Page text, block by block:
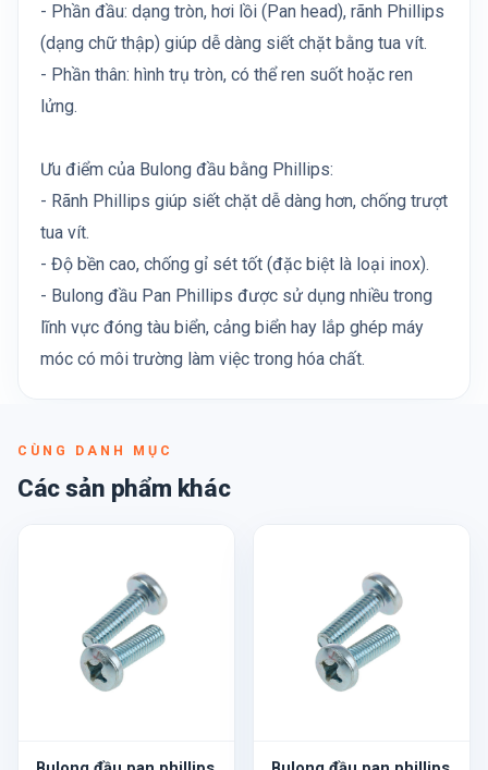
- Phần đầu: dạng tròn, hơi lồi (Pan head), rãnh Phillips
(dạng chữ thập) giúp dễ dàng siết chặt bằng tua vít.
- Phần thân: hình trụ tròn, có thể ren suốt hoặc ren
lửng.
Ưu điểm của Bulong đầu bằng Phillips:
- Rãnh Phillips giúp siết chặt dễ dàng hơn, chống trượt
tua vít.
- Độ bền cao, chống gỉ sét tốt (đặc biệt là loại inox).
- Bulong đầu Pan Phillips được sử dụng nhiều trong
lĩnh vực đóng tàu biển, cảng biển hay lắp ghép máy
móc có môi trường làm việc trong hóa chất.
CÙNG DANH MỤC
Các sản phẩm khác